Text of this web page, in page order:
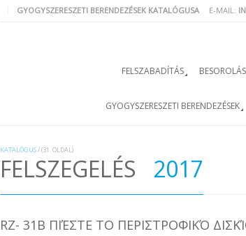
GYOGYSZERESZETI BERENDEZÉSEK KATALÓGUSA E-MAIL:
FELSZABADÍTÁS
GYOGYSZERESZETI BERENDEZÉSEK
KATALÓGUS/(31. OLDAL)
FELSZEGELÉS 2017
RZ- 31B ΠΙΈΣΤΕ ΤΟ ΠΕΡΙΣΤΡΟΦΙΚΌ